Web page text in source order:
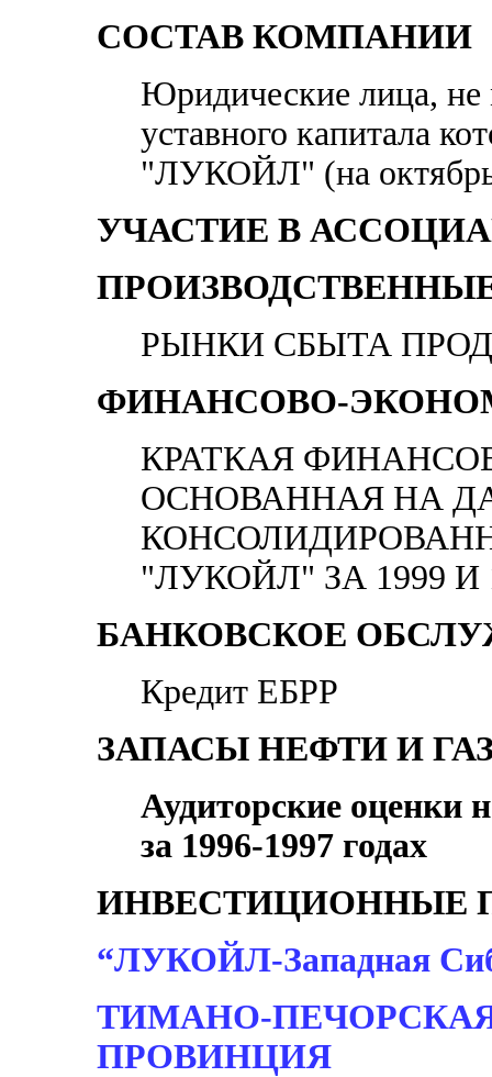
СОСТАВ КОМПАНИИ
Юридические лица, не
уставного капитала
"ЛУКОЙЛ" (на
УЧАСТИЕ В
РЫНКИ СБЫТА
ФИНАНСОВО-
КРАТКАЯ
ОСНОВАННАЯ НА
"ЛУКОЙЛ" ЗА 1999 И
БАНКОВСКОЕ
Кредит ЕБРР
ЗАПАСЫ НЕФТИ И ГАЗА
Аудиторские
за 1996-1997 годах
ИНВЕСТИЦИОННЫЕ
“ЛУКОЙЛ-Западная
ТИМАНО-
ПРОВИНЦИЯ